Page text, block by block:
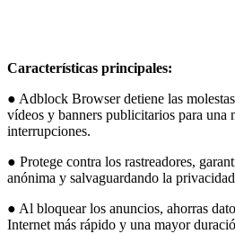
Características principales:
● Adblock Browser detiene las
vídeos y banners publicitarios para una
interrupciones.
● Protege contra los rastreadores,
anónima y salvaguardando la
● Al bloquear los anuncios, ahorras
Internet más rápido y una mayor